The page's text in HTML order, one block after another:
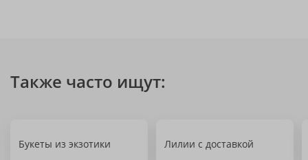
Также часто ищут:
Букеты из экзотики Лилии с доставкой